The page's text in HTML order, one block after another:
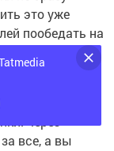
это уже
пообедать на
число
средств
через
все, а вы